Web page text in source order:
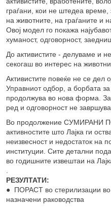
граѓани, кои не штедеа време,
на животните, на граѓаните и
Овој модел го покажа
хуманост, одговорност,
До активистите - делуваме и
секогаш во интерес на
Активистите повеќе не се дел
Управниот одбор, а борбата
продолжува во нова форма.
ред и одговорност не
Во продолжение СУМИРАНИ
активностите што Лајка ги
неизвесност и недостаток на
институции. Сите детални
во годишните извештаи на
.
РЕЗУЛТАТИ:
● ПОРАСТ во стерилизации во
назначени раководства